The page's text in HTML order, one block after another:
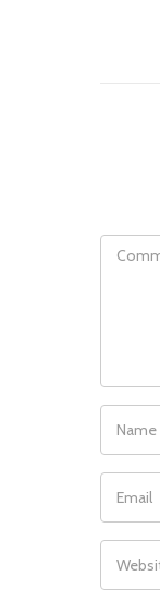
COMMENT
NAME
EMAIL
WEBSITE